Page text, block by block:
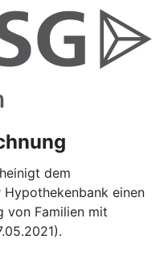
dem
Hypothekenbank einen
von Familien mit